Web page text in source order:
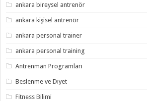
ankara bireysel antrenör
ankara kişisel antrenör
ankara personal trainer
ankara personal training
Antrenman Programları
Beslenme ve Diyet
Fitness Bilimi